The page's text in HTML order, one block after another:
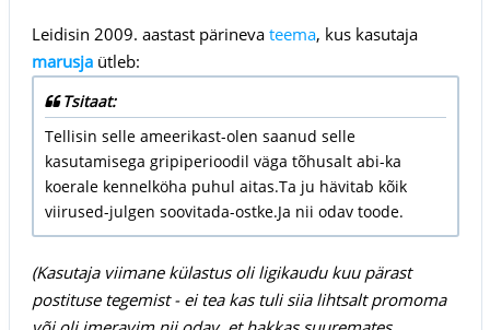
Leidisin 2009. aastast pärineva teema, kus kasutaja
marusjaütleb:
Tsitaat:
Tellisin selle ameerikast-olen saanud selle
kasutamisega gripiperioodil väga tõhusalt abi-ka
koerale kennelköha puhul aitas.Ta ju hävitab kõik
viirused-julgen soovitada-ostke.Ja nii odav toode.
(Kasutaja viimane külastus oli ligikaudu kuu pärast
postituse tegemist - ei tea kas tuli siia lihtsalt promoma